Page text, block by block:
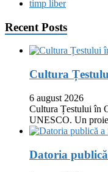
timp liber
Recent Posts
Cultura
6 august 2026
Cultura Țestului în
UNESCO. Un
Datoria